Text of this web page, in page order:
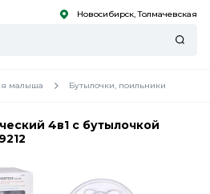
Новосибирск, Толмачевская
малыша Бутылочки, поильники
4в1 с бутылочкой